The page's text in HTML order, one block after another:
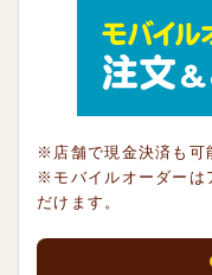
※店舗で現金決済も可
※モバイルオーダーは
だけます。